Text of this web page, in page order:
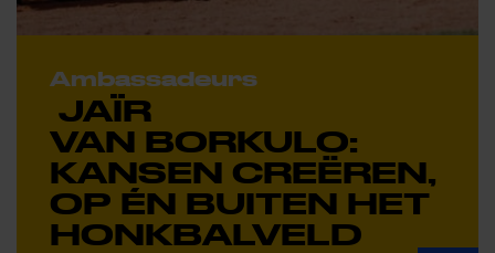
Ambassadeurs
JAÏR
VAN BORKULO:
KANSEN CREËREN,
OP ÉN BUITEN HET
HONKBALVELD